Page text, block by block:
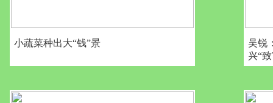
小蔬菜种出大“钱”景
吴锐
兴“